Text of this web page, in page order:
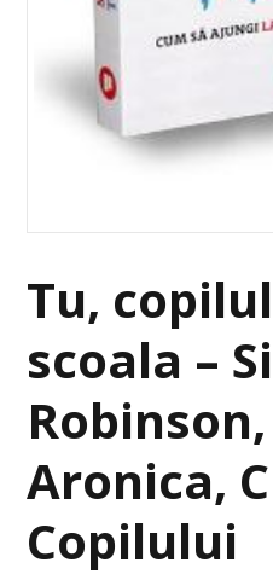
Tu,
scoala –
Aronica,
Copilului